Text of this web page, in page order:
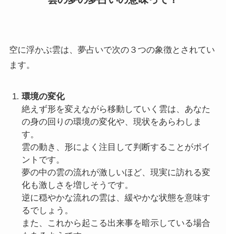
空に浮かぶ雲は、夢占いで次の３つの象徴とされてい
ます。
環境の変化
絶えず形を変えながら移動していく雲は、あなた
の身の回りの環境の変化や、現状をあらわしま
す。
雲の動き、形によく注目して判断することがポイ
ントです。
夢の中の雲の流れが激しいほど、現実に訪れる変
化も激しさを増しそうです。
逆に穏やかな流れの雲は、緩やかな状態を意味す
るでしょう。
また、これから起こる出来事を暗示している場合